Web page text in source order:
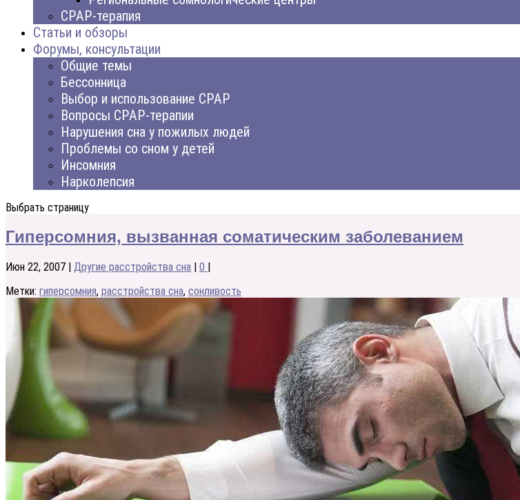
CPAP-терапия
Статьи и обзоры
Форумы, консультации
Общие темы
Бессонница
Выбор и использование CPAP
Вопросы CPAP-терапии
Нарушения сна у пожилых людей
Проблемы со сном у детей
Инсомния
Нарколепсия
Выбрать страницу
Гиперсомния, вызванная соматическим заболеванием
Июн 22, 2007 Другие расстройства сна 0
Метки: гиперсомния, расстройства сна, сонливость